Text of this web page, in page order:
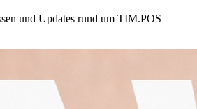
und Updates rund um TIM.POS —